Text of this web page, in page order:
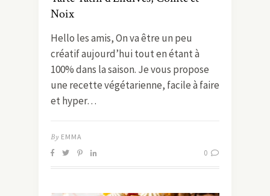
Noix
Hello les amis, On va être un peu
créatif aujourd’hui tout en étant à
100% dans la saison. Je vous propose
une recette végétarienne, facile à faire
et hyper…
By EMMA
0